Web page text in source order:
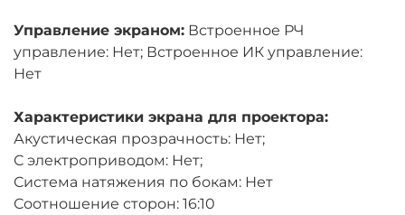
Управление экраном: Встроенное РЧ
управление: Нет; Встроенное ИК управление:
Нет
Характеристики экрана для проектора:
Акустическая прозрачность: Нет;
С электроприводом: Нет;
Система натяжения по бокам: Нет
Соотношение сторон: 16:10